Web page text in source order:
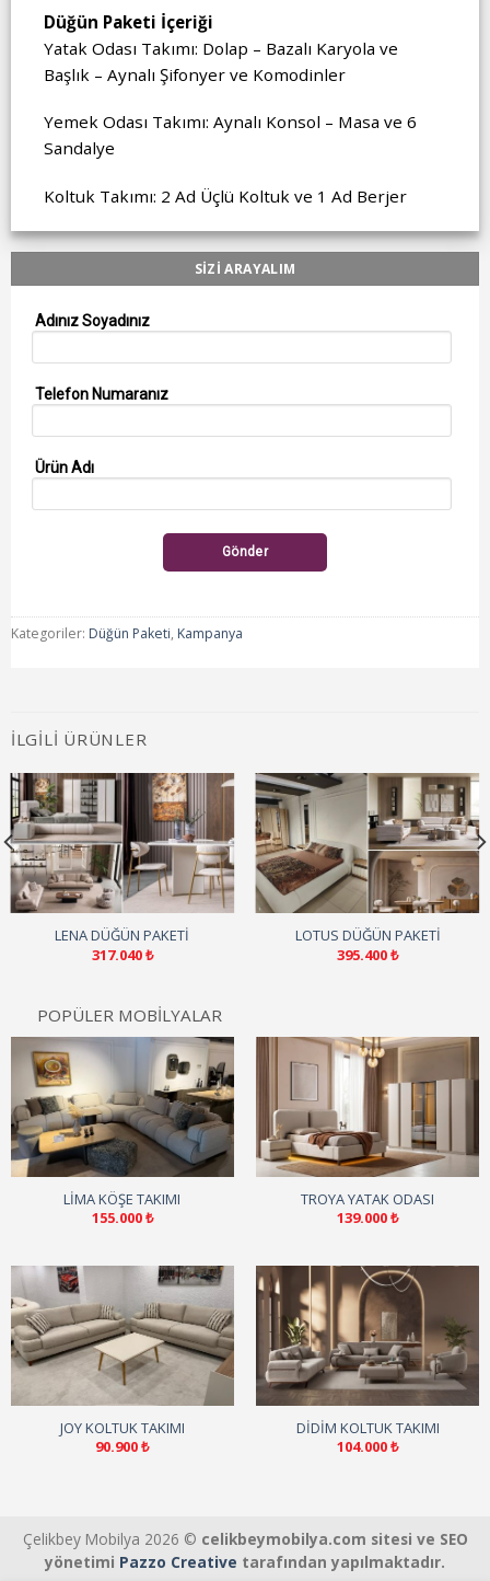
Düğün Paketi İçeriği
Yatak Odası Takımı: Dolap – Bazalı Karyola ve
Başlık – Aynalı Şifonyer ve Komodinler
Yemek Odası Takımı: Aynalı Konsol – Masa ve 6
Sandalye
Koltuk Takımı: 2 Ad Üçlü Koltuk ve 1 Ad Berjer
SİZİ ARAYALIM
Adınız Soyadınız
Telefon Numaranız
Ürün Adı
Gönder
Kategoriler: Düğün Paketi, Kampanya
İLGILI ÜRÜNLER
LENA DÜĞÜN PAKETI
317.040₺
LOTUS DÜĞÜN PAKETI
395.400₺
POPÜLER MOBİLYALAR
LIMA KÖŞE TAKIMI
155.000₺
TROYA YATAK ODASI
139.000₺
JOY KOLTUK TAKIMI
90.900₺
DIDIM KOLTUK TAKIMI
104.000₺
Çelikbey Mobilya 2026 © celikbeymobilya.com sitesi ve SEO
yönetimi Pazzo Creative tarafından yapılmaktadır.